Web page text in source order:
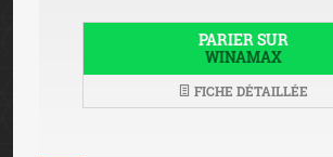
PARIER SUR
WINAMAX
FICHE DÉTAILLÉE